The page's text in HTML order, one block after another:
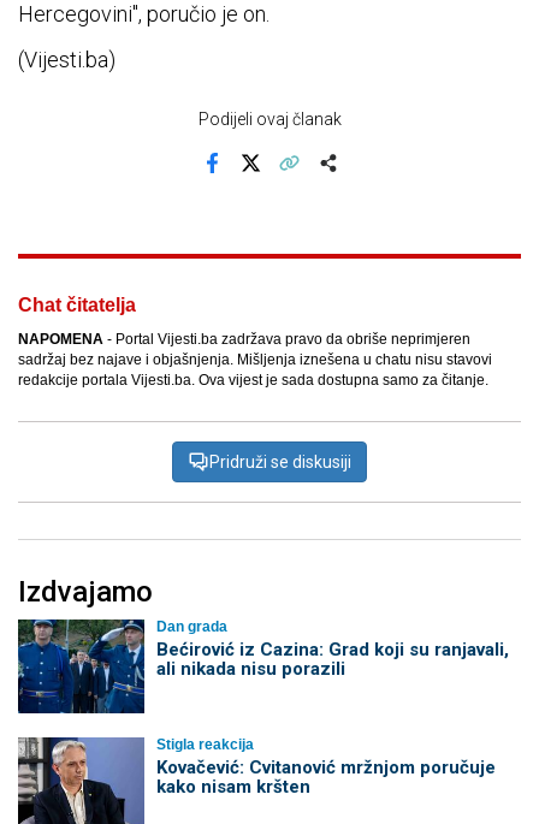
Hercegovini", poručio je on.
(Vijesti.ba)
Podijeli ovaj članak
Chat čitatelja
NAPOMENA - Portal Vijesti.ba zadržava pravo da obriše neprimjeren
sadržaj bez najave i objašnjenja. Mišljenja iznešena u chatu nisu stavovi
redakcije portala Vijesti.ba. Ova vijest je sada dostupna samo za čitanje.
Pridruži se diskusiji
Izdvajamo
Dan grada
Bećirović iz Cazina: Grad koji su ranjavali,
ali nikada nisu porazili
Stigla reakcija
Kovačević: Cvitanović mržnjom poručuje
kako nisam kršten